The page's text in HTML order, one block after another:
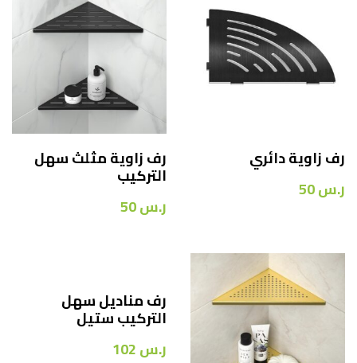
رف زاوية دائري
ر.س50
رف زاوية مثلث سهل
التركيب
ر.س50
رف مناديل سهل
التركيب ستيل
ر.س102